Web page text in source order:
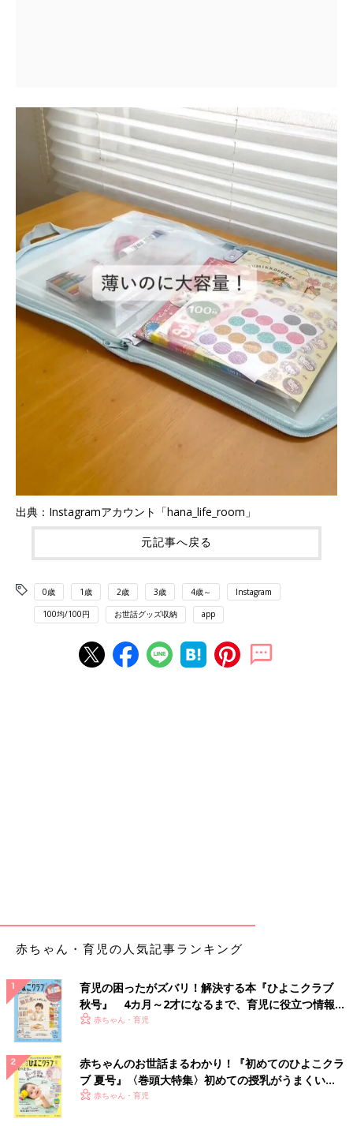
出典：Instagramアカウント「hana_life_room」
元記事へ戻る
0歳 1歳 2歳 3歳 4歳～ Instagram
100均/100円 お世話グッズ収納 app
赤ちゃん・育児の人気記事ランキング
育児の困ったがズバリ！解決する本『ひよこクラブ
秋号』 4カ月～2才になるまで、育児に役立つ情報が
いっぱい！
赤ちゃん・育児
赤ちゃんのお世話まるわかり！『初めてのひよこクラ
ブ 夏号』〈巻頭大特集〉初めての授乳がうまくい
く！ おっぱい・ミルクの基本と夏のトラブル 解決テ
赤ちゃん・育児